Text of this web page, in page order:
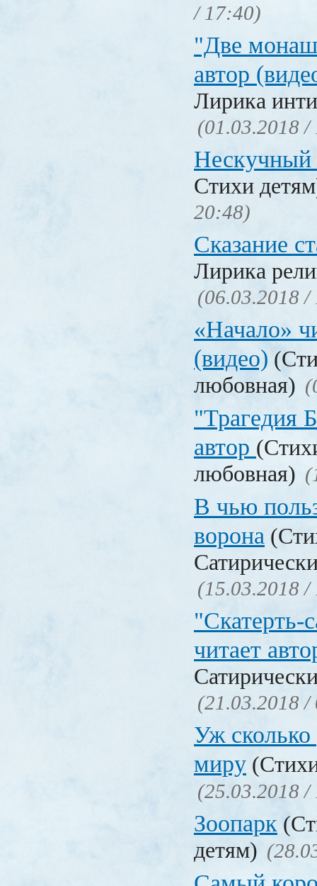
/ 17:40)
"Две
автор
Лирика
(01.03.2018 /
Нескучный
Стихи
20:48)
Сказание
Лирика
(06.03.2018 /
«Начало»
(видео)
любовная)
"Трагедия
автор
любовная)
В чью
ворона
(15.03.2018 /
"Скатерть-
читает
(21.03.2018 /
Уж сколько
миру
(25.03.2018 /
Зоопарк
детям)